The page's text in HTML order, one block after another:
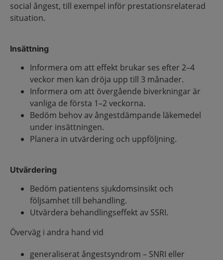
social ångest, till exempel inför prestationsrelaterad
situation.
Insättning
Informera om att effekt brukar ses efter 2–4
veckor men kan dröja upp till 3 månader.
Informera om att övergående biverkningar är
vanliga de första 1–2 veckorna.
Bedöm behov av ångestdämpande läkemedel
under insättningen.
Planera in utvärdering och uppföljning.
Utvärdering
Bedöm patientens sjukdomsinsikt och
följsamhet till behandling.
Utvärdera behandlingseffekt av SSRI.
Överväg i andra hand vid
generaliserat ångestsyndrom – SNRI eller